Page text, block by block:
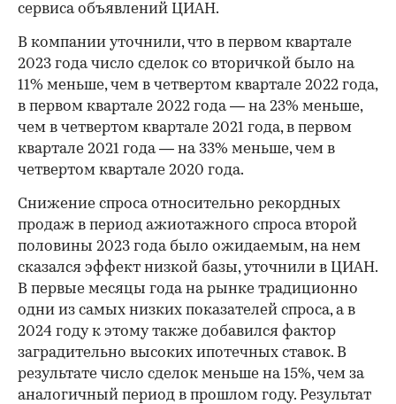
сервиса объявлений ЦИАН.
В компании уточнили, что в первом квартале
2023 года число сделок со вторичкой было на
11% меньше, чем в четвертом квартале 2022 года,
в первом квартале 2022 года — на 23% меньше,
чем в четвертом квартале 2021 года, в первом
квартале 2021 года — на 33% меньше, чем в
четвертом квартале 2020 года.
Снижение спроса относительно рекордных
продаж в период ажиотажного спроса второй
половины 2023 года было ожидаемым, на нем
сказался эффект низкой базы, уточнили в ЦИАН.
В первые месяцы года на рынке традиционно
одни из самых низких показателей спроса, а в
2024 году к этому также добавился фактор
заградительно высоких ипотечных ставок. В
результате число сделок меньше на 15%, чем за
аналогичный период в прошлом году. Результат